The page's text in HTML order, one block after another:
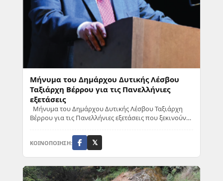
Μήνυμα του Δημάρχου Δυτικής Λέσβου
Ταξιάρχη Βέρρου για τις Πανελλήνιες
εξετάσεις
Μήνυμα του Δημάρχου Δυτικής Λέσβου Ταξιάρχη
Βέρρου για τις Πανελλήνιες εξετάσεις που ξεκινούν
ΚΟΙΝΟΠΟΙΗΣΗ: 𝕏